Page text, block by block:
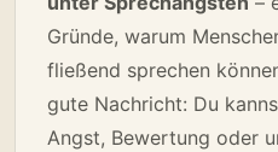
Gründe, warum
fließend sprechen
gute Nachricht: Du
Angst, Bewertung oder